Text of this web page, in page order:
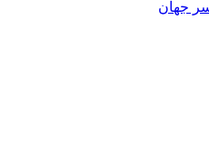
جهان